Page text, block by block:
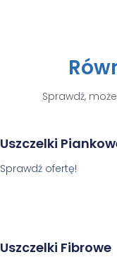
Sprawdź,
Uszczelki
Sprawdź ofertę!
Uszczelki Fibrowe